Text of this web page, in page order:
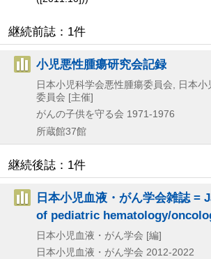
継続前誌：1件
小児悪性腫瘍研究会記録
日本小児科学会悪性腫瘍委員会, 日本
委員会 [主催]
がんの子供を守る会 1971-1976
所蔵館37館
継続後誌：1件
日本小児血液・がん学会雑誌 =
of pediatric hematology/
日本小児血液・がん学会 [編]
日本小児血液・がん学会 2012-2022